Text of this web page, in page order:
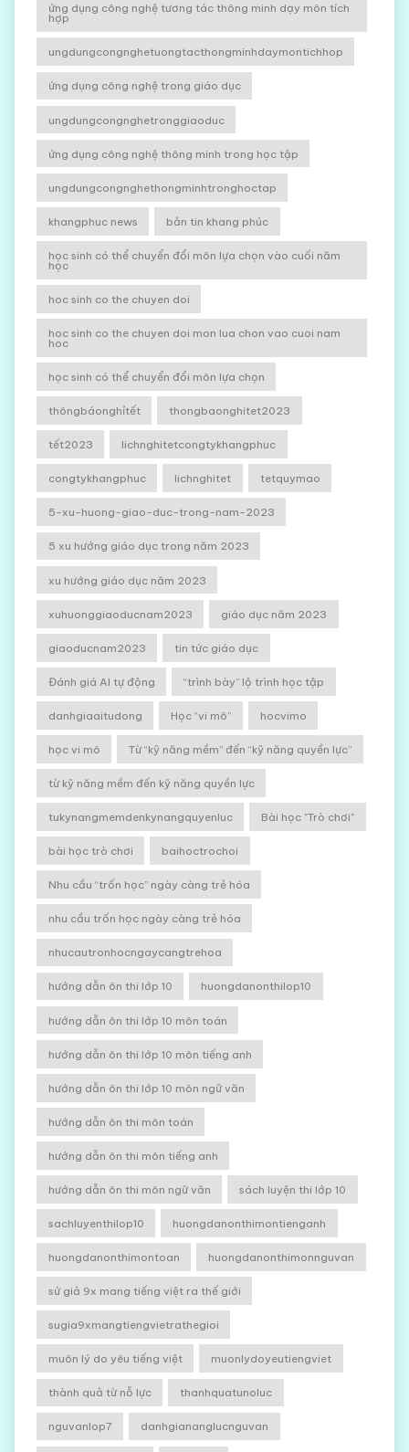
ứng dụng công nghệ tương tác thông minh dạy môn tích
hợp
ungdungcongnghetuongtacthongminhdaymontichhop
ứng dụng công nghệ trong giáo dục
ungdungcongnghetronggiaoduc
ứng dụng công nghệ thông minh trong học tập
ungdungcongnghethongminhtronghoctap
khangphuc news bản tin khang phúc
học sinh có thể chuyển đổi môn lựa chọn vào cuối năm
học
hoc sinh co the chuyen doi
hoc sinh co the chuyen doi mon lua chon vao cuoi nam
hoc
học sinh có thể chuyển đổi môn lựa chọn
thôngbáonghỉtết thongbaonghitet2023
tết2023 lichnghitetcongtykhangphuc
congtykhangphuc lichnghitet tetquymao
5-xu-huong-giao-duc-trong-nam-2023
5 xu hướng giáo dục trong năm 2023
xu hướng giáo dục năm 2023
xuhuonggiaoducnam2023 giáo dục năm 2023
giaoducnam2023 tin tức giáo dục
Đánh giá AI tự động “trình bày” lộ trình học tập
danhgiaaitudong Học “vi mô” hocvimo
học vi mô Từ “kỹ năng mềm” đến “kỹ năng quyền lực”
từ kỹ năng mềm đến kỹ năng quyền lực
tukynangmemdenkynangquyenluc Bài học "Trò chơi"
bài học trò chơi baihoctrochoi
Nhu cầu “trốn học” ngày càng trẻ hóa
nhu cầu trốn học ngày càng trẻ hóa
nhucautronhocngaycangtrehoa
hướng dẫn ôn thi lớp 10 huongdanonthilop10
hướng dẫn ôn thi lớp 10 môn toán
hướng dẫn ôn thi lớp 10 môn tiếng anh
hướng dẫn ôn thi lớp 10 môn ngữ văn
hướng dẫn ôn thi môn toán
hướng dẫn ôn thi môn tiếng anh
hướng dẫn ôn thi môn ngữ văn sách luyện thi lớp 10
sachluyenthilop10 huongdanonthimontienganh
huongdanonthimontoan huongdanonthimonnguvan
sứ giả 9x mang tiếng việt ra thế giới
sugia9xmangtiengvietrathegioi
muôn lý do yêu tiếng việt muonlydoyeutiengviet
thành quả từ nỗ lực thanhquatunoluc
nguvanlop7 danhgiananglucnguvan